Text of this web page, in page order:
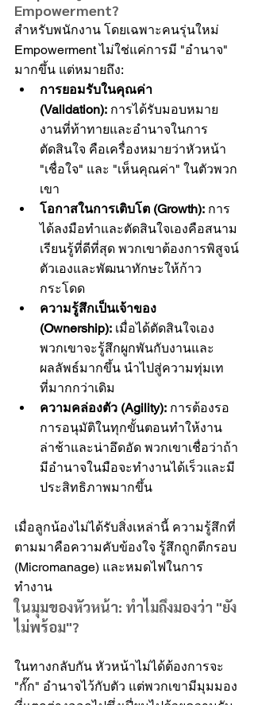
Empowerment?
สำหรับพนักงาน โดยเฉพาะคนรุ่นใหม่
Empowerment ไม่ใช่แค่การมี "อำนาจ"
มากขึ้น แต่หมายถึง:
การยอมรับในคุณค่า
(Validation): การได้รับมอบหมาย
งานที่ท้าทายและอำนาจในการ
ตัดสินใจ คือเครื่องหมายว่าหัวหน้า
"เชื่อใจ" และ "เห็นคุณค่า" ในตัวพวก
เขา
โอกาสในการเติบโต (Growth): การ
ได้ลงมือทำและตัดสินใจเองคือสนาม
เรียนรู้ที่ดีที่สุด พวกเขาต้องการพิสูจน์
ตัวเองและพัฒนาทักษะให้ก้าว
กระโดด
ความรู้สึกเป็นเจ้าของ
(Ownership): เมื่อได้ตัดสินใจเอง
พวกเขาจะรู้สึกผูกพันกับงานและ
ผลลัพธ์มากขึ้น นำไปสู่ความทุ่มเท
ที่มากกว่าเดิม
ความคล่องตัว (Agility): การต้องรอ
การอนุมัติในทุกขั้นตอนทำให้งาน
ล่าช้าและน่าอึดอัด พวกเขาเชื่อว่าถ้า
มีอำนาจในมือจะทำงานได้เร็วและมี
ประสิทธิภาพมากขึ้น
เมื่อลูกน้องไม่ได้รับสิ่งเหล่านี้ ความรู้สึกที่
ตามมาคือความคับข้องใจ รู้สึกถูกตีกรอบ
(Micromanage) และหมดไฟในการ
ทำงาน
ในมุมของหัวหน้า: ทำไมถึงมองว่า "ยัง
ไม่พร้อม"?
ในทางกลับกัน หัวหน้าไม่ได้ต้องการจะ
"กั๊ก" อำนาจไว้กับตัว แต่พวกเขามีมุมมอง